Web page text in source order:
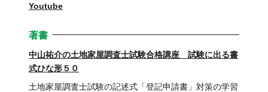
Youtube
著書
中山祐介の土地家屋調査士試験合格講座 試験に出る書
式ひな形５０
土地家屋調査士試験の記述式「登記申請書」対策の学習